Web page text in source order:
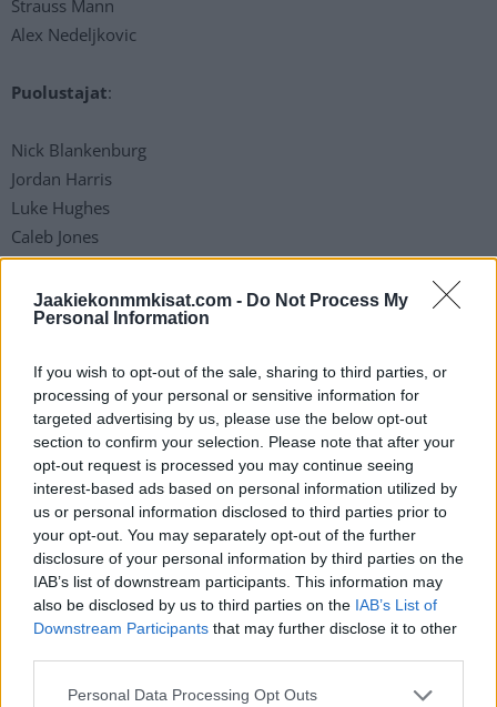
Jaakiekonmmkisat.com - Do Not Process My
Personal Information
If you wish to opt-out of the sale, sharing to third parties, or
processing of your personal or sensitive information for
targeted advertising by us, please use the below opt-out
section to confirm your selection. Please note that after your
opt-out request is processed you may continue seeing
interest-based ads based on personal information utilized by
us or personal information disclosed to third parties prior to
your opt-out. You may separately opt-out of the further
disclosure of your personal information by third parties on the
IAB’s list of downstream participants. This information may
also be disclosed by us to third parties on the IAB’s List of
Downstream Participants that may further disclose it to other
Personal Data Processing Opt Outs
Strauss Mann
Alex Nedeljkovic
Puolustajat:
Nick Blankenburg
Jordan Harris
Luke Hughes
Caleb Jones
Seth Jones
Jaycob Megna
Andrew Peeke
Hyökkääjät:
Riley Barber
Kieffer Bellows
Thomas Bordeleau
Sasha Chmelevski
Sean Farrell
Alex Galchenyuk
Adam Gaudette
John Hayden
Sam Lafferty